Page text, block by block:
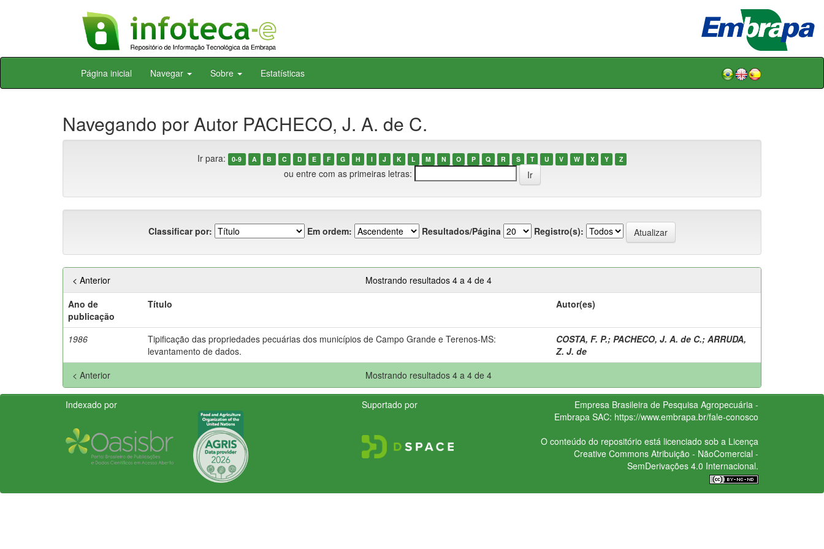
Skip
Página inicial Navegar Sobre Estatísticas
Navegando por Autor PACHECO, J. A. de C.
Ir para: 0-9 A B C D E F G H I J K L M N O P Q R S T U V W X Y Z
ou entre com as primeiras letras:
Classificar por: Em ordem: Resultados/Página Registro(s):
Mostrando resultados 4 a 4 de 4
< Anterior
Ano de
publicação
Título Autor(es)
1986
Tipificação das propriedades pecuárias dos municípios de Campo Grande e Terenos-MS:
levantamento de dados.
COSTA, F. P.; PACHECO, J. A. de C.; ARRUDA,
Z. J. de
Mostrando resultados 4 a 4 de 4
< Anterior
Indexado por Suportado por
Empresa Brasileira de Pesquisa Agropecuária -
Embrapa SAC: https://www.embrapa.br/fale-conosco
O conteúdo do repositório está licenciado sob a Licença
Creative CommonsAtribuição - NãoComercial -
SemDerivações 4.0 Internacional.